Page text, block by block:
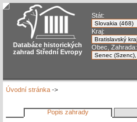
Databáze historických
zahrad Střední Evropy
Stát:
Kraj:
Obec, Zahrada:
Úvodní stránka ->
Popis zahrady